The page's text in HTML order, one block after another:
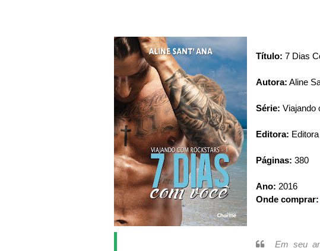
Título: 7 Dias
Autora: Aline
Série: Viajando
Editora:
Páginas: 380
Ano: 2016
Onde comprar:
Em seu